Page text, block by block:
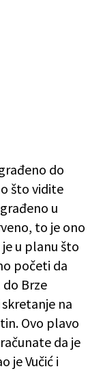
do
što vidite
u
to je ono
u planu što
početi da
Brze
na
Ovo plavo
da je
je Vučić i